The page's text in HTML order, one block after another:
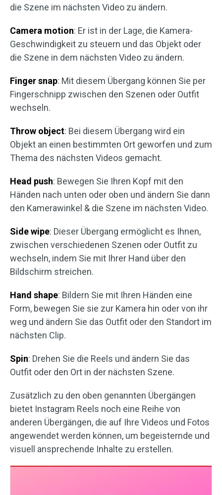
die Szene im nächsten Video zu ändern.
Camera motion: Er ist in der Lage, die Kamera-
Geschwindigkeit zu steuern und das Objekt oder
die Szene in dem nächsten Video zu ändern.
Finger snap: Mit diesem Übergang können Sie per
Fingerschnipp zwischen den Szenen oder Outfit
wechseln.
Throw object: Bei diesem Übergang wird ein
Objekt an einen bestimmten Ort geworfen und zum
Thema des nächsten Videos gemacht.
Head push: Bewegen Sie Ihren Kopf mit den
Händen nach unten oder oben und ändern Sie dann
den Kamerawinkel & die Szene im nächsten Video.
Side wipe: Dieser Übergang ermöglicht es Ihnen,
zwischen verschiedenen Szenen oder Outfit zu
wechseln, indem Sie mit Ihrer Hand über den
Bildschirm streichen.
Hand shape: Bildern Sie mit Ihren Händen eine
Form, bewegen Sie sie zur Kamera hin oder von ihr
weg und ändern Sie das Outfit oder den Standort im
nächsten Clip.
Spin: Drehen Sie die Reels und ändern Sie das
Outfit oder den Ort in der nächsten Szene.
Zusätzlich zu den oben genannten Übergängen
bietet Instagram Reels noch eine Reihe von
anderen Übergängen, die auf Ihre Videos und Fotos
angewendet werden können, um begeisternde und
visuell ansprechende Inhalte zu erstellen.